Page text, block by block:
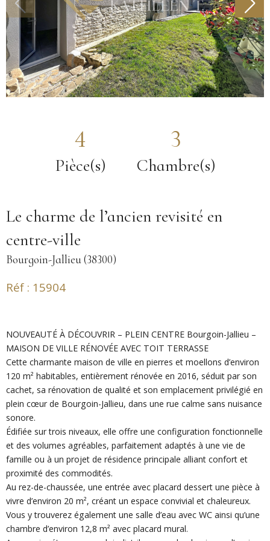
4
Pièce(s)
3
Chambre(s)
Le charme de l’ancien revisité en
centre-ville
Bourgoin-Jallieu (38300)
Réf : 15904
NOUVEAUTÉ À DÉCOUVRIR – PLEIN CENTRE Bourgoin-Jallieu –
MAISON DE VILLE RÉNOVÉE AVEC TOIT TERRASSE
Cette charmante maison de ville en pierres et moellons d’environ
120 m² habitables, entièrement rénovée en 2016, séduit par son
cachet, sa rénovation de qualité et son emplacement privilégié en
plein cœur de Bourgoin-Jallieu, dans une rue calme sans nuisance
sonore.
Édifiée sur trois niveaux, elle offre une configuration fonctionnelle
et des volumes agréables, parfaitement adaptés à une vie de
famille ou à un projet de résidence principale alliant confort et
proximité des commodités.
Au rez-de-chaussée, une entrée avec placard dessert une pièce à
vivre d’environ 20 m², créant un espace convivial et chaleureux.
Vous y trouverez également une salle d’eau avec WC ainsi qu’une
chambre d’environ 12,8 m² avec placard mural.